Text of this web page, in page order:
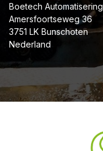
Boetech Automatisering
Amersfoortseweg 36
3751 LK Bunschoten
Nederland